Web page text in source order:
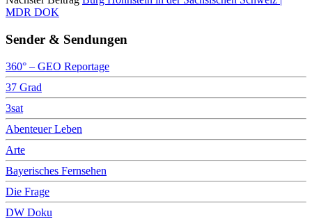
MDR DOK
Sender & Sendungen
360° – GEO Reportage
37 Grad
3sat
Abenteuer Leben
Arte
Bayerisches Fernsehen
Die Frage
DW Doku